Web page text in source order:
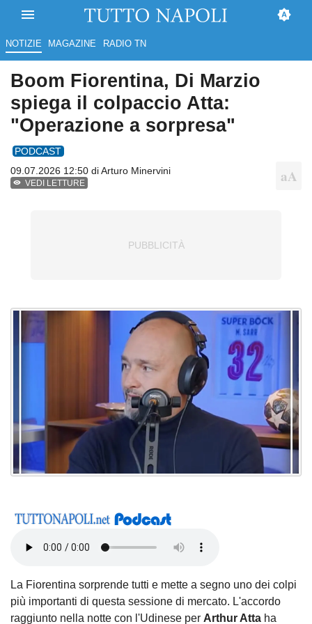
NOTIZIE MAGAZINE RADIO TN
Boom Fiorentina, Di Marzio
spiega il colpaccio Atta:
"Operazione a sorpresa"
PODCAST
09.07.2026 12:50 diArturo Minervini
VEDI LETTURE
La Fiorentina sorprende tutti e mette a segno uno dei colpi
più importanti di questa sessione di mercato. L'accordo
raggiunto nella notte con l'Udinese per Arthur Atta ha